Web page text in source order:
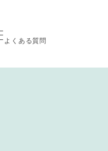
よくある質問